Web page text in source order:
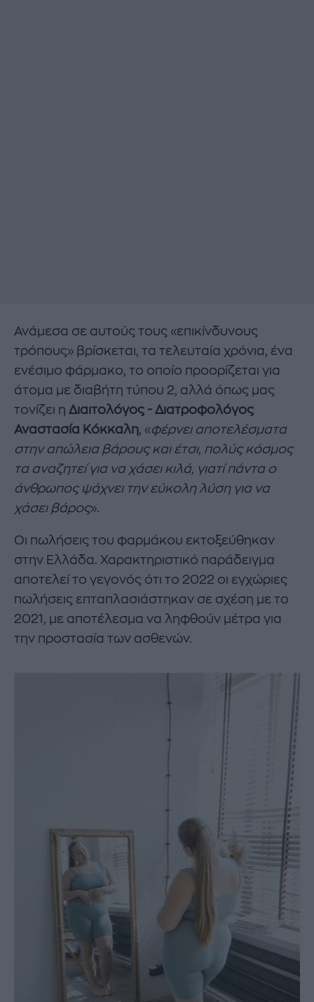
Ανάμεσα σε αυτούς τους «επικίνδυνους
τρόπους» βρίσκεται, τα τελευταία χρόνια, ένα
ενέσιμο φάρμακο, το οποίο προορίζεται για
άτομα με διαβήτη τύπου 2, αλλά όπως μας
τονίζει η Διαιτολόγος - Διατροφολόγος
Αναστασία Κόκκαλη, «φέρνει αποτελέσματα
στην απώλεια βάρους και έτσι, πολύς κόσμος
τα αναζητεί για να χάσει κιλά, γιατί πάντα ο
άνθρωπος ψάχνει την εύκολη λύση για να
χάσει βάρος».
Οι πωλήσεις του φαρμάκου εκτοξεύθηκαν
στην Ελλάδα. Χαρακτηριστικό παράδειγμα
αποτελεί το γεγονός ότι το 2022 οι εγχώριες
πωλήσεις επταπλασιάστηκαν σε σχέση με το
2021, με αποτέλεσμα να ληφθούν μέτρα για
την προστασία των ασθενών.